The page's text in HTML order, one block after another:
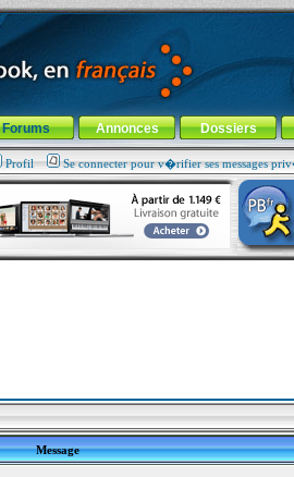
Forums Annonces Dossiers
Profil Se connecter pour v�rifier ses messages
Message